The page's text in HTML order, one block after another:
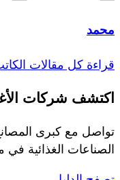
محمد
قراءة كل مقالات
اكتشف شركات
تواصل مع كبرى
الصناعات الغذائية